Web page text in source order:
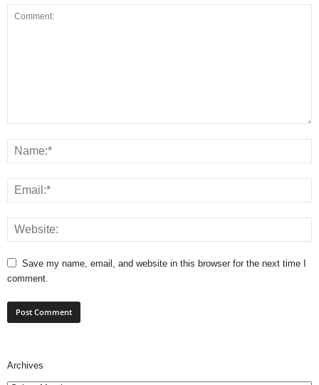
Save my name, email, and website in this browser for the next time I
comment.
Archives